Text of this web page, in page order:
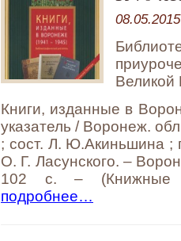
08.05.2015
Книги, изданные в
указатель / Воронеж.
; сост. Л. Ю.Акиньшина ;
О. Г. Ласунского. –
102 с. – (Книжные
подробнее…